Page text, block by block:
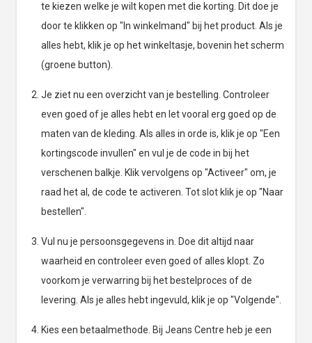
te kiezen welke je wilt kopen met die korting. Dit doe je
door te klikken op "In winkelmand" bij het product. Als je
alles hebt, klik je op het winkeltasje, bovenin het scherm
(groene button).
Je ziet nu een overzicht van je bestelling. Controleer
even goed of je alles hebt en let vooral erg goed op de
maten van de kleding. Als alles in orde is, klik je op "Een
kortingscode invullen" en vul je de code in bij het
verschenen balkje. Klik vervolgens op "Activeer" om, je
raad het al, de code te activeren. Tot slot klik je op "Naar
bestellen".
Vul nu je persoonsgegevens in. Doe dit altijd naar
waarheid en controleer even goed of alles klopt. Zo
voorkom je verwarring bij het bestelproces of de
levering. Als je alles hebt ingevuld, klik je op "Volgende".
Kies een betaalmethode. Bij Jeans Centre heb je een